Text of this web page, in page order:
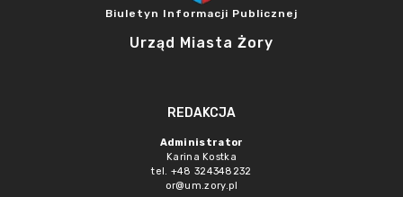
Biuletyn Informacji Publicznej
Urząd Miasta Żory
REDAKCJA
Administrator
Karina Kostka
tel. +48 324348232
or@um.zory.pl